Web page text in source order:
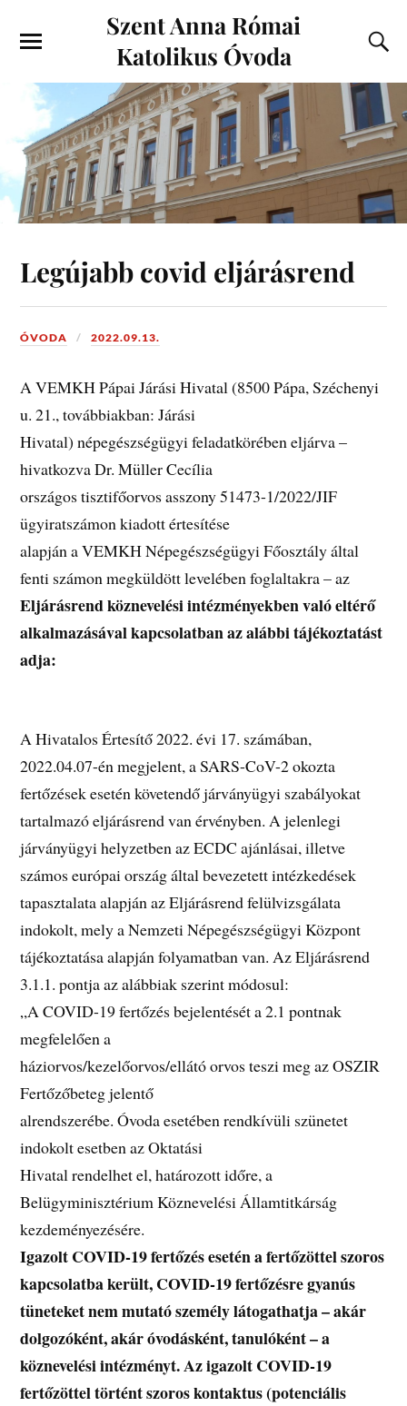
Szent Anna Római
Katolikus Óvoda
Legújabb covid eljárásrend
ÓVODA 2022.09.13.
A VEMKH Pápai Járási Hivatal (8500 Pápa, Széchenyi
u. 21., továbbiakban: Járási
Hivatal) népegészségügyi feladatkörében eljárva –
hivatkozva Dr. Müller Cecília
országos tisztifőorvos asszony 51473-1/2022/JIF
ügyiratszámon kiadott értesítése
alapján a VEMKH Népegészségügyi Főosztály által
fenti számon megküldött levelében foglaltakra – az
Eljárásrend köznevelési intézményekben való eltérő
alkalmazásával kapcsolatban az alábbi tájékoztatást
adja:
A Hivatalos Értesítő 2022. évi 17. számában,
2022.04.07-én megjelent, a SARS-CoV-2 okozta
fertőzések esetén követendő járványügyi szabályokat
tartalmazó eljárásrend van érvényben. A jelenlegi
járványügyi helyzetben az ECDC ajánlásai, illetve
számos európai ország által bevezetett intézkedések
tapasztalata alapján az Eljárásrend felülvizsgálata
indokolt, mely a Nemzeti Népegészségügyi Központ
tájékoztatása alapján folyamatban van. Az Eljárásrend
3.1.1. pontja az alábbiak szerint módosul:
„A COVID-19 fertőzés bejelentését a 2.1 pontnak
megfelelően a
háziorvos/kezelőorvos/ellátó orvos teszi meg az OSZIR
Fertőzőbeteg jelentő
alrendszerébe. Óvoda esetében rendkívüli szünetet
indokolt esetben az Oktatási
Hivatal rendelhet el, határozott időre, a
Belügyminisztérium Köznevelési Államtitkárság
kezdeményezésére.
Igazolt COVID-19 fertőzés esetén a fertőzöttel szoros
kapcsolatba került, COVID-19 fertőzésre gyanús
tüneteket nem mutató személy látogathatja – akár
dolgozóként, akár óvodásként, tanulóként – a
köznevelési intézményt. Az igazolt COVID-19
fertőzöttel történt szoros kontaktus (potenciális